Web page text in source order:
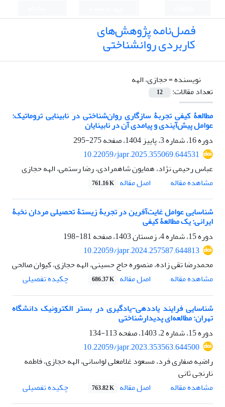
فصل‌نامه پژوهش‌های
کاربردی روانشناختی
نویسنده =حجازی، الهه
تعداد مقالات:
12
مطالعۀ کیفی تجربۀ سازگاری روان‌شناختی در نابینایی تروماتیک:
عوامل پیش‌آیندی و پیامدی آن در نابینایان
دوره 16، شماره 3، پاییز 1404، صفحه
275-295
10.22059/japr.2025.355069.644531
عباس رحیمی نژاد، همایون شاهمرادی، رضا رستمی، الهه حجازی
مشاهده مقاله
اصل مقاله 761.16 K
شناسایی عوامل غایت‌آفرین در تجربۀ زیستۀ تحصیلی مردان نخبۀ
ایرانی: یک مطالعۀ کیفی
دوره 15، شماره 4، زمستان 1403، صفحه
181-198
10.22059/japr.2024.257587.644813
محمدرضا تقی زاده، منصوره حاج حسینی، الهه حجازی، کیوان صالحی
مشاهده مقاله
اصل مقاله 686.37 K
چکیده تفصیلی
شناسایی فرایند یاددهی-یادگیری در بستر الکترونیک دانشگاه
تهران: مطالعه‌ای پدیدارشناختی
دوره 15، شماره 2، 1403، صفحه
113-134
10.22059/japr.2023.353563.644500
راضیه صفاری فرد، مسعود غلامعلی لواسانی، الهه حجازی، فاطمه
نارنجی ثانی
مشاهده مقاله
اصل مقاله 763.82 K
چکیده تفصیلی